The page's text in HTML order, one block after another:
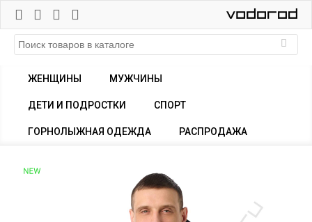
ЖЕНЩИНЫ МУЖЧИНЫ
ДЕТИ И ПОДРОСТКИ СПОРТ
ГОРНОЛЫЖНАЯ ОДЕЖДА РАСПРОДАЖА